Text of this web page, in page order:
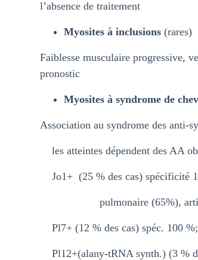
l’absence de traitement
Myosites à inclusions (rares)
Faiblesse musculaire progressive,
pronostic
Myosites à syndrome de
Association au syndrome des anti-
les atteintes dépendent des AA
Jo1+ (25 % des cas) spécificité
pulmonaire (65%),
Pl7+ (12 % des cas) spéc. 100
Pl12+(alany-tRNA synth.) (3 %